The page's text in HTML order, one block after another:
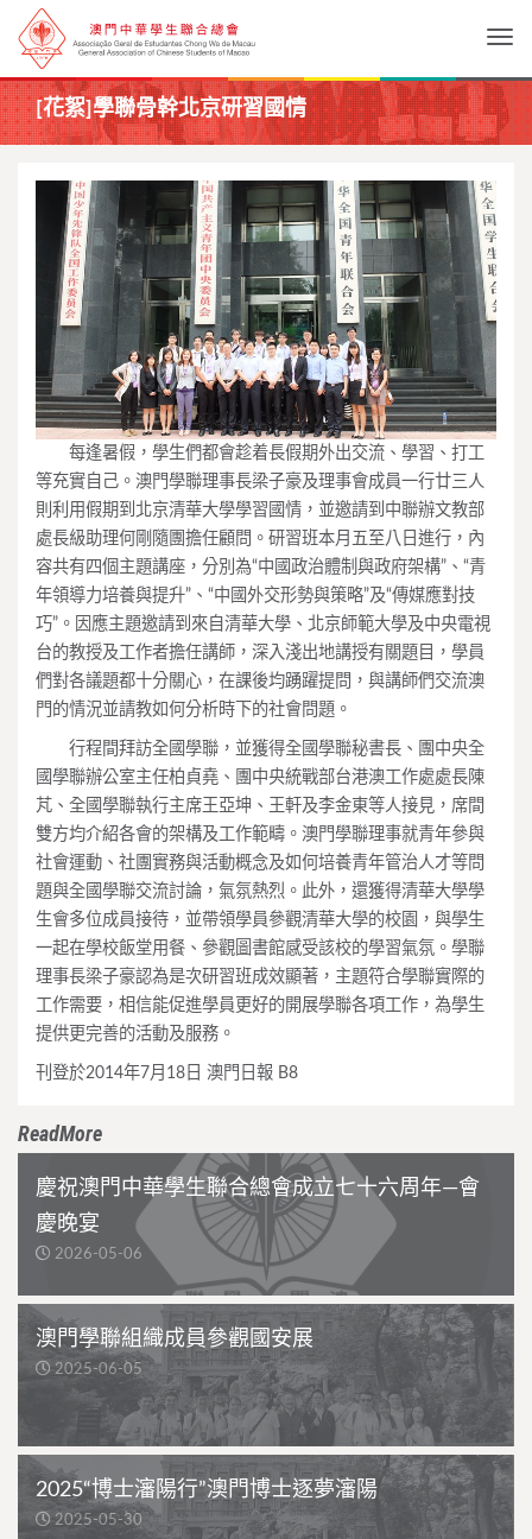
[花絮]學聯骨幹北京研習國情
每逢暑假，學生們都會趁着長假期外出交流、學習、 打工
等充實自己。 澳門學聯理事長梁子豪及理事會成員一行廿三人
則利用假期到北京清華大學學習國情， 並邀請到中聯辦文教部
處長級助理何剛隨團擔任顧問。 研習班本月五至八日進行，內
容共有四個主題講座，分別為“中國政治體制與政府架構”、“青
年領導力培養與提升”、“中國外交形勢與策略”及“傳媒應對技
巧”。 因應主題邀請到來自清華大學、 北京師範大學及中央電視
台的教授及工作者擔任講師， 深入淺出地講授有關題目，學員
們對各議題都十分關心， 在課後均踴躍提問， 與講師們交流澳
門的情況並請教如何分析時下的社會問題。
行程間拜訪全國學聯，並獲得全國學聯秘書長、 團中央全
國學聯辦公室主任柏貞堯、 團中央統戰部台港澳工作處處長陳
芃、全國學聯執行主席王亞坤、 王軒及李金東等人接見，席間
雙方均介紹各會的架構及工作範疇。 澳門學聯理事就青年參與
社會運動、 社團實務與活動概念及如何培養青年管治人才等問
題與全國學聯交流討論，氣氛熱烈。此外，還獲得清華大學學
生會多位成員接待， 並帶領學員參觀清華大學的校園，與學生
一起在學校飯堂用餐、 參觀圖書館感受該校的學習氣氛。 學聯
理事長梁子豪認為是次研習班成效顯著， 主題符合學聯實際的
工作需要， 相信能促進學員更好的開展學聯各項工作， 為學生
提供更完善的活動及服務。
刊登於2014年7月18日 澳門日報 B8
ReadMore
慶祝澳門中華學生聯合總會成立七十六周年—會
慶晚宴
2026-05-06
澳門學聯組織成員參觀國安展
2025-06-05
2025“博士瀋陽行”澳門博士逐夢瀋陽
2025-05-30